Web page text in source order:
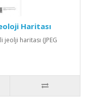
Haritası
jeolji haritası (JPEG